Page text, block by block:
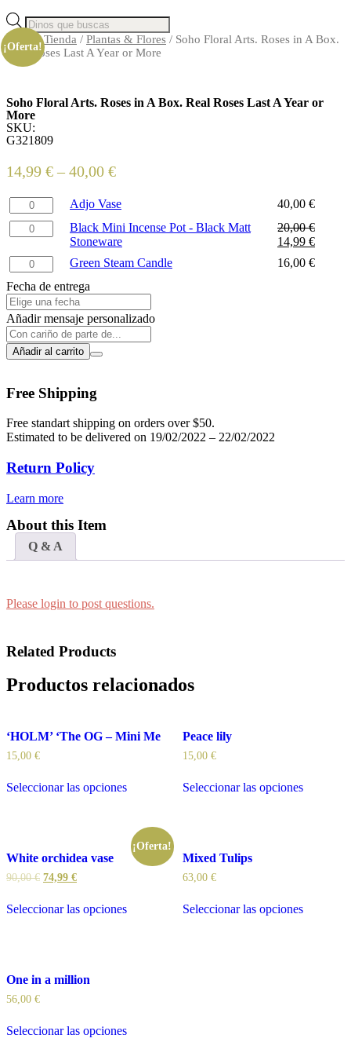
Búsqueda
de
productos
/Tienda / Plantas & Flores / Soho Floral Arts. Roses in A Box.
Real Roses Last A Year or More
¡Oferta!
Soho Floral Arts. Roses in A Box. Real Roses Last A Year or
More
SKU:
G321809
14,99 €–40,00 €
Adjo
Vase
cantidad
Adjo Vase 40,00 €
Black
Mini
Incense
Pot
-
Black
Matt
Stoneware
cantidad
Black Mini Incense Pot - Black Matt
Stoneware
20,00€
14,99 €
Green
Steam
Candle
cantidad
Green Steam Candle 16,00 €
Fecha de entrega
Añadir mensaje personalizado
Añadir al carrito
Free Shipping
Free standart shipping on orders over $50.
Estimated to be delivered on 19/02/2022 – 22/02/2022
Return Policy
Learn more
About this Item
Q & A
Please login to post questions.
Related Products
Productos relacionados
‘HOLM’ ‘The OG – Mini Me
15,00 €
Seleccionar las opciones
Peace lily
15,00 €
Seleccionar las opciones
¡Oferta!
White orchidea vase
90,00€ 74,99 €
Seleccionar las opciones
Mixed Tulips
63,00 €
Seleccionar las opciones
One in a million
56,00 €
Seleccionar las opciones